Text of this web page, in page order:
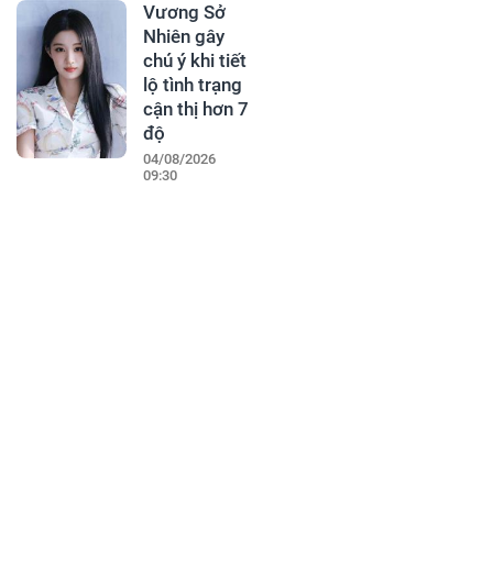
Vương Sở
Nhiên gây
chú ý khi tiết
lộ tình trạng
cận thị hơn 7
độ
04/08/2026
09:30